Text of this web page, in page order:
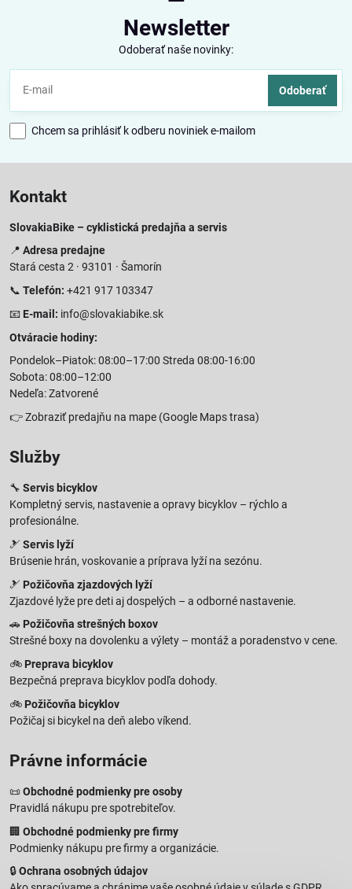
Newsletter
Odoberať naše novinky:
Odoberať
Chcem sa prihlásiť k odberu noviniek e-mailom
Kontakt
SlovakiaBike – cyklistická predajňa a servis
📍 Adresa predajne
Stará cesta 2 · 93101 · Šamorín
📞 Telefón: +421 917 103347
📧 E-mail: info@slovakiabike.sk
Otváracie hodiny:
Pondelok–Piatok: 08:00–17:00 Streda 08:00-16:00
Sobota: 08:00–12:00
Nedeľa: Zatvorené
👉Zobraziť predajňu na mape (Google Maps trasa)
Služby
🔧 Servis bicyklov
Kompletný servis, nastavenie a opravy bicyklov – rýchlo a
profesionálne.
🎿 Servis lyží
Brúsenie hrán, voskovanie a príprava lyží na sezónu.
🎿 Požičovňa zjazdových lyží
Zjazdové lyže pre deti aj dospelých – a odborné nastavenie.
🚗 Požičovňa strešných boxov
Strešné boxy na dovolenku a výlety – montáž a poradenstvo v cene.
🚲 Preprava bicyklov
Bezpečná preprava bicyklov podľa dohody.
🚲 Požičovňa bicyklov
Požičaj si bicykel na deň alebo víkend.
Právne informácie
📜 Obchodné podmienky pre osoby
Pravidlá nákupu pre spotrebiteľov.
🏢 Obchodné podmienky pre firmy
Podmienky nákupu pre firmy a organizácie.
🔒Ochrana osobných údajov